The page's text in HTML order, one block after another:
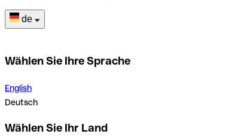
de
Wählen Sie Ihre Sprache
English
Deutsch
Wählen Sie Ihr Land